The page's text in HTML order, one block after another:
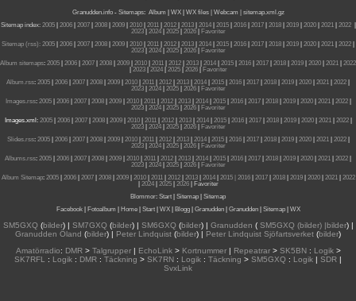
Granudden.info- Sitemaps: Album WX WX files | Webcam |
sitemap.xml.gz
Sitemap index: 2005| 2006| 2007| 2008| 2009| 2010| 2011| 2012| 2013| 2014| 2015| 2016| 2017| 2018| 2019| 2020| 2021| 2022|
2023| 2024| 2025| 2026|
Favoriter
Sitemap (rss): 2005 2006 2007 2008 2009 2010 2011 2012 2013 2014 2015 2016 2017 2018 2019 2020 2021 2022
2023| 2024| 2025| 2026|
Favoriter
Album sitemaps: 2005 2006 2007 2008 2009 2010 2011 2012 2013 2014 2015 2016 2017 2018 2019 2020 2021
2022
2023| 2024| 2025| 2026|
Favoriter
Album.rss: 2005 2006 2007 2008 2009 2010 2011 2012 2013 2014 2015 2016 2017 2018 2019 2020 2021 2022
2023| 2024| 2025| 2026|
Favoriter
Images.rss: 2005| 2006| 2007| 2008| 2009| 2010| 2011| 2012| 2013| 2014| 2015| 2016| 2017| 2018| 2019| 2020| 2021| 2022|
2023| 2024| 2025| 2026|
Favoriter
Images.xml: 2005| 2006| 2007| 2008| 2009| 2010| 2011| 2012| 2013| 2014| 2015| 2016| 2017| 2018| 2019| 2020| 2021| 2022|
2023| 2024| 2025| 2026|
Favoriter
Slides.rss: 2005| 2006| 2007| 2008| 2009| 2010| 2011| 2012| 2013| 2014| 2015| 2016| 2017| 2018| 2019| 2020| 2021| 2022|
2023| 2024| 2025| 2026|
Favoriter
Albums.rss: 2005 2006 2007 2008 2009 2010 2011 2012 2013 2014 2015 2016 2017 2018 2019 2020 2021 2022
2023| 2024| 2025| 2026|
Favoriter
Album Sitemap: 2005| 2006| 2007| 2008| 2009| 2010| 2011| 2012| 2013| 2014| 2015 | 2016| 2017| 2018| 2019| 2020| 2021| 2022
2024| 2025| 2026|
Favoriter
Blommor: Start Sitemap
Sitemap
Facebook| Fotoalbum Home| Start| WX| Blogg| Granudden| Granudden| Sitemap| WX
SM5GXQ(bilder) | SM7GXQ(bilder) | SM6GXQ(bilder) | Granudden (SM5GXQ (bilder) |bilder) |
Granudden Öland (bilder) | Peter Lindquist (bilder) | Peter Lindquist Sjöfartsverket (bilder)
Amatörradio: DMR> Talgrupper| EchoLink> Kortnummer| Repeatrar> SK5BN: Logik>
SK7RFL
: Logik : DMR : Täckning > SK7RN : Logik : Täckning > SM5GXQ : Logik | SDR |
SvxLink